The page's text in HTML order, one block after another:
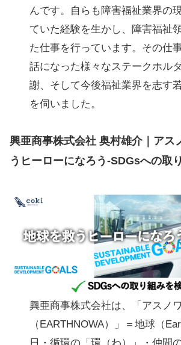
んです。自らも障害福祉業界の
ていた経験を生かし、障害福祉
た仕事を行っています。その仕
話になった様々なステークホル
謝、そして今後福祉業界を志す
を伺いました。
興亜商事株式会社 奥村雄介｜アス
うヒーローになろう-SDGsへの取
興亜商事株式会社は、「アスノワ
（EARTHNOWA）」＝地球（
日・循環の「環（わ）」・仲間